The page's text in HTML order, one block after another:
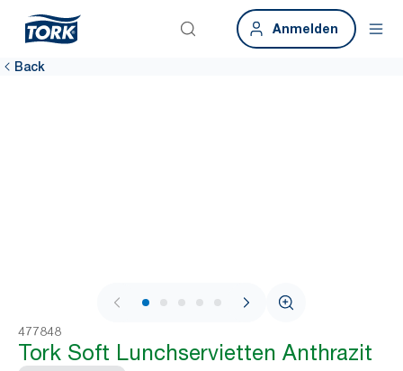
Anmelden
Back
1 / 7
477848
Tork Soft Lunchservietten Anthrazit